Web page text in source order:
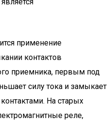
применение
контактов
приемника, первым под
силу тока и замыкает
На старых
реле,